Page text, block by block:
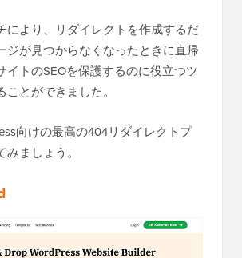
により、リダイレクトを作成するだ
ジが見つからなくなったときに直帰
イトのSEOを保護するのに役立つツ
とができました。
向けの最高の404リダイレクトプ
ましょう。